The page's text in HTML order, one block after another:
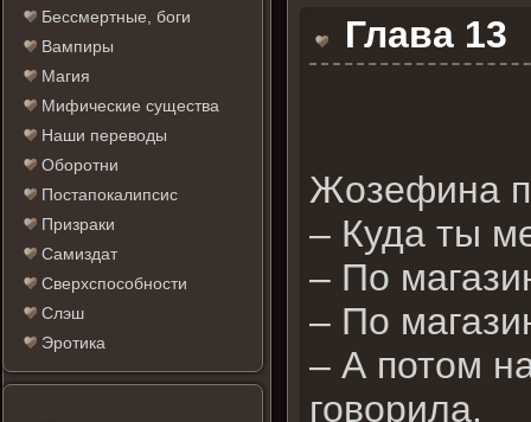
Бессмертные, боги
Вампиры
Магия
Мифические существа
Наши переводы
Оборотни
Постапокалипсис
Призраки
Самиздат
Сверхспособности
Слэш
Эротика
Глава 13
Жозефина
– Куда ты
– По
– По
– А потом
говорила.